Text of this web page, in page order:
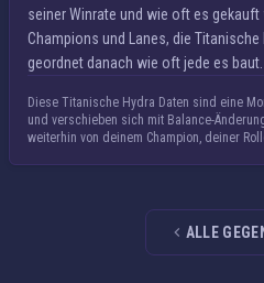
seiner Winrate und wie oft es gekauft
Champions und Lanes, die
geordnet danach wie oft jede es baut.
Diese Titanische Hydra Daten sind eine
und verschieben sich mit Balance-
weiterhin von deinem Champion, deiner
ALLE